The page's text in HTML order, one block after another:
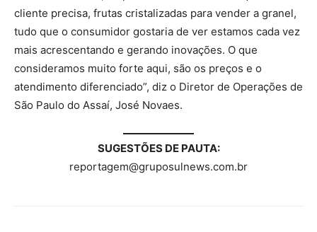
cliente precisa, frutas cristalizadas para vender a granel,
tudo que o consumidor gostaria de ver estamos cada vez
mais acrescentando e gerando inovações. O que
consideramos muito forte aqui, são os preços e o
atendimento diferenciado”, diz o Diretor de Operações de
São Paulo do Assaí, José Novaes.
SUGESTÕES DE PAUTA:
reportagem@gruposulnews.com.br